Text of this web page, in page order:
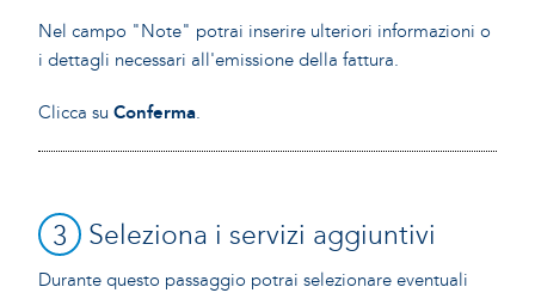
Nel campo "Note" potrai inserire ulteriori informazioni o
i dettagli necessari all'emissione della fattura.
Clicca suConferma.
3 Seleziona i servizi aggiuntivi
Durante questo passaggio potrai selezionare eventuali